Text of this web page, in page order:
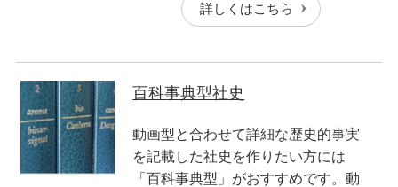
詳しくはこちら
百科事典型社史
動画型と合わせて詳細な歴史的事実
を記載した社史を作りたい方には
「百科事典型」がおすすめです。動